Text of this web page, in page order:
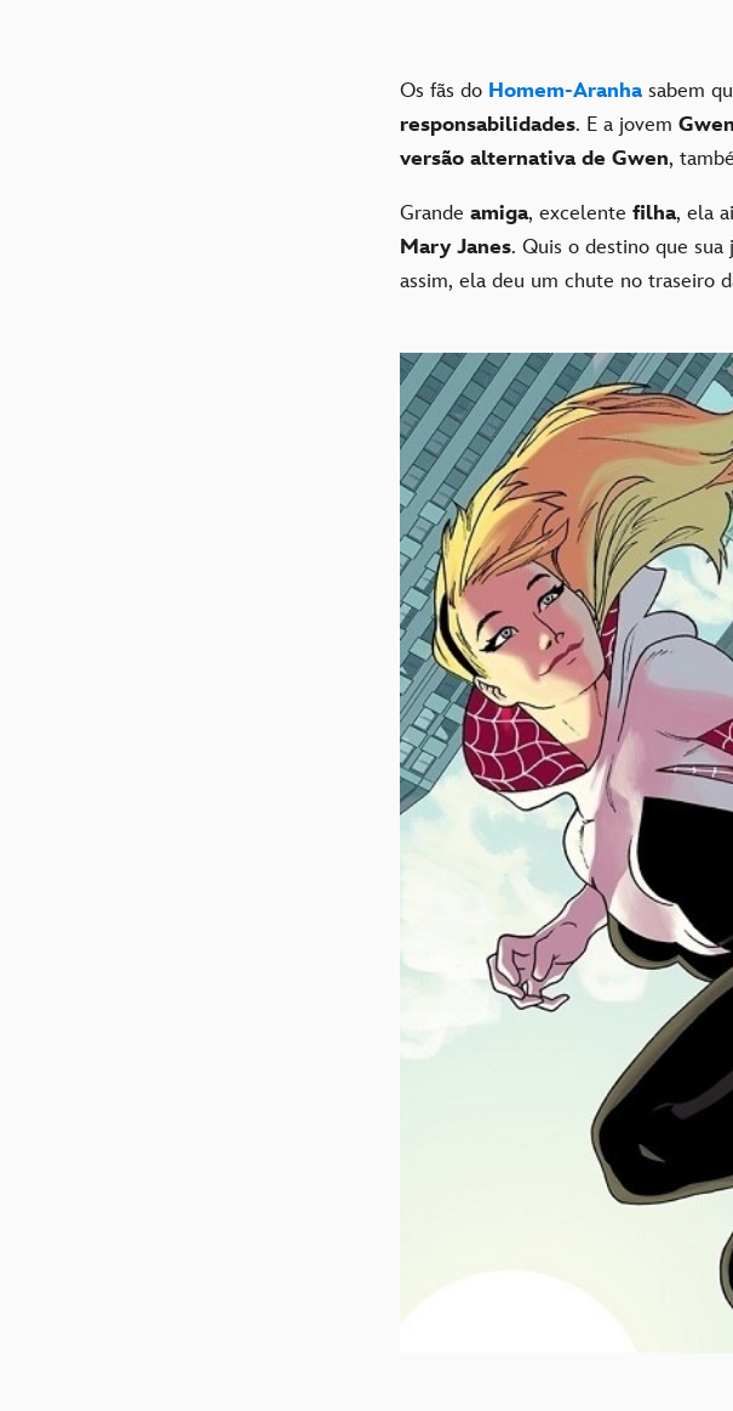
Os fãs do Homem-Aranhasabem
responsabilidades. E a jovem
versão alternativa de Gwen,
Grande amiga, excelente filha, ela
Mary Janes. Quis o destino que sua
assim, ela deu um chute no traseiro